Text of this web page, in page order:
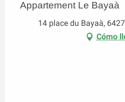
Appartement Le Bayaà
14 place du Bayaà,
Cómo